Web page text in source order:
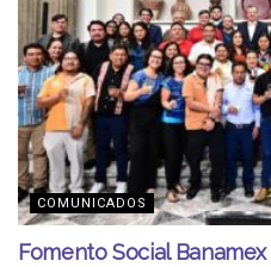
COMUNICADOS
Fomento Social